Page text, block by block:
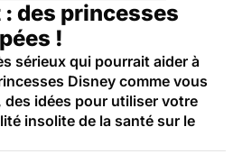
des princesses
!
sérieux qui pourrait aider à
Disney comme vous
des idées pour utiliser votre
insolite de la santé sur le